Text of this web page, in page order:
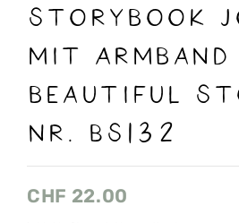
mit
beautiful
nr. BS132
CHF 22.00